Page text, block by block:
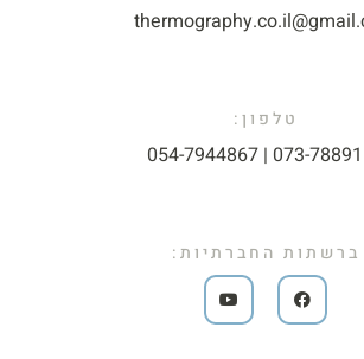
טלפון:
073-7889111 | 054-
ברשתות החברתיות: